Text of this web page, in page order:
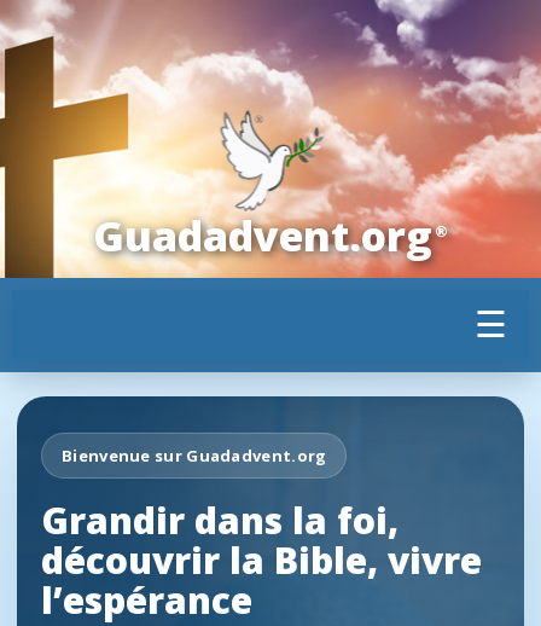
Guadadvent.org®
☰
Bienvenue sur Guadadvent.org
Grandir dans la foi,
découvrir la Bible, vivre
l’espérance